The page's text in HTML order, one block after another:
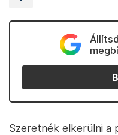
Szeretnék elkerülni a